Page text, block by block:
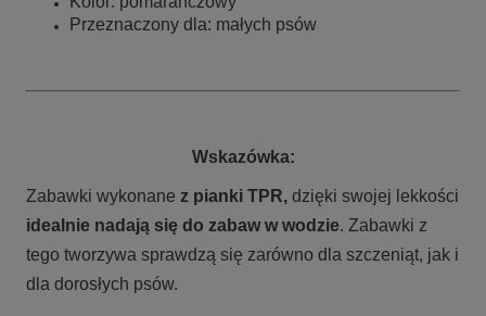
Przeznaczony dla: małych psów
Wskazówka:
Zabawki wykonane z pianki TPR, dzięki swojej lekkości
idealnie nadają się do zabaw w wodzie. Zabawki z
tego tworzywa sprawdzą się zarówno dla szczeniąt, jak i
dla dorosłych psów.